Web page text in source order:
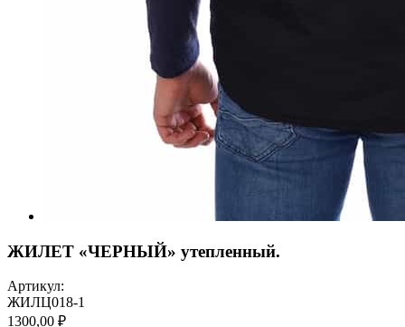
ЖИЛЕТ «ЧЕРНЫЙ» утепленный.
Артикул:
ЖИЛЦ018-1
1300,00 ₽